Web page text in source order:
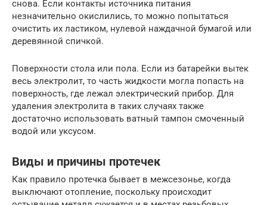
снова. Если контакты источника питания
незначительно окислились, то можно попытаться
очистить их ластиком, нулевой наждачной бумагой или
деревянной спичкой.
Поверхности стола или пола. Если из батарейки вытек
весь электролит, то часть жидкости могла попасть на
поверхность, где лежал электрический прибор. Для
удаления электролита в таких случаях также
достаточно использовать ватный тампон смоченный
водой или уксусом.
Виды и причины протечек
Как правило протечка бывает в межсезонье, когда
выключают отопление, поскольку происходит